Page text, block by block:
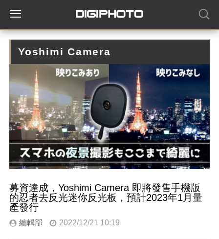
Yoshimi Camera
募資達成，Yoshimi Camera 即將發售手機版
的忍者去反光迷你反光板，預計2023年1月量
產發行
編輯部 2022/12/21 10:19